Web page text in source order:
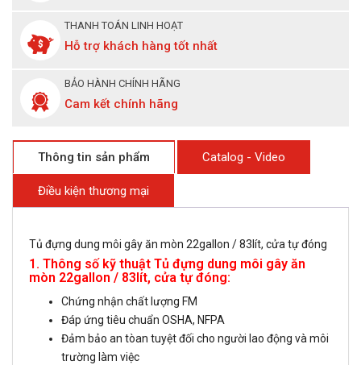
THANH TOÁN LINH HOẠT
Hỗ trợ khách hàng tốt nhất
BẢO HÀNH CHÍNH HÃNG
Cam kết chính hãng
Thông tin sản phẩm Catalog - Video
Điều kiện thương mại
Tủ đựng dung môi gây ăn mòn 22gallon / 83lít, cửa tự đóng
1. Thông số kỹ thuật Tủ đựng dung môi gây ăn
mòn 22gallon / 83lít, cửa tự đóng:
Chứng nhận chất lượng FM
Đáp ứng tiêu chuẩn OSHA, NFPA
Đảm bảo an tòan tuyệt đối cho người lao động và môi
trường làm việc